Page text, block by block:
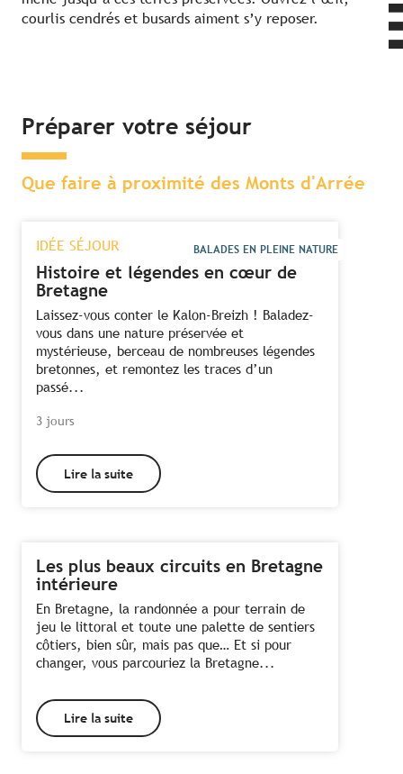
courlis cendrés et busards aiment s’y reposer.
Préparer votre séjour
Que faire à proximité des Monts d'Arrée
BALADES EN PLEINE NATURE
3 jours
IDÉE SÉJOUR
Histoire et légendes en cœur de
Bretagne
Laissez-vous conter le Kalon-Breizh ! Baladez-
vous dans une nature préservée et
mystérieuse, berceau de nombreuses légendes
bretonnes, et remontez les traces d’un
passé...
Lire la suite
Les plus beaux circuits en Bretagne
intérieure
En Bretagne, la randonnée a pour terrain de
jeu le littoral et toute une palette de sentiers
côtiers, bien sûr, mais pas que… Et si pour
changer, vous parcouriez la Bretagne...
Lire la suite
Tous les hébergements à proximité des
Monts d'Arrée
Toutes les activités à proximité des